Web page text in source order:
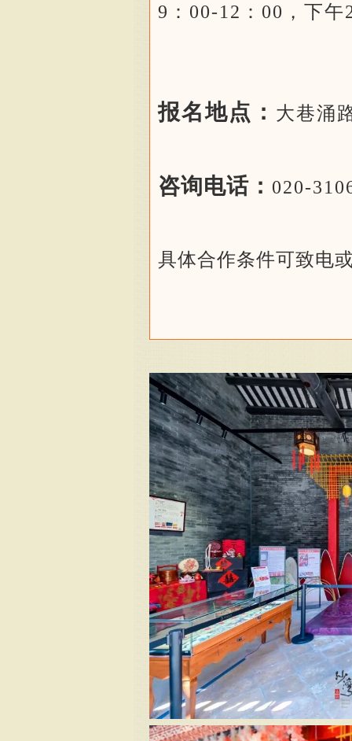
9：00-12：00，下
报名地点： 大巷涌
咨询电话： 020-
具体合作条件可致电